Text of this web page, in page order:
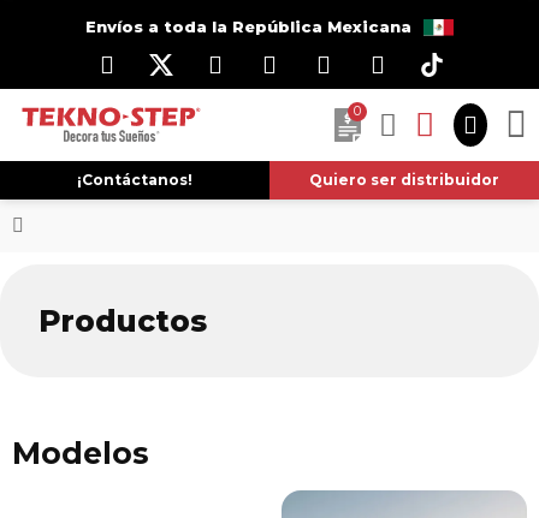
Envíos a toda la República Mexicana
0
¡Contáctanos! Quiero ser distribuidor
Productos
Modelos